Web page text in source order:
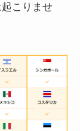
こりませ